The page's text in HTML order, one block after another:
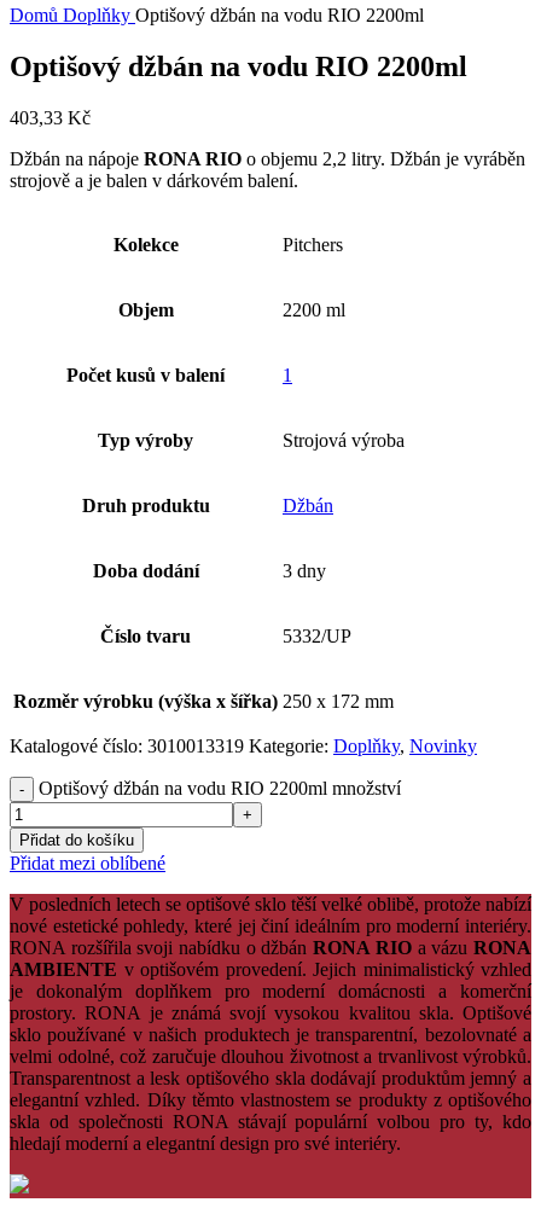
Domů Doplňky Optišový džbán na vodu RIO 2200ml
Optišový džbán na vodu RIO 2200ml
403,33 Kč
Džbán na nápoje RONA RIO o objemu 2,2 litry. Džbán je vyráběn
strojově a je balen v dárkovém balení.
Kolekce Pitchers
Objem 2200 ml
Počet kusů v balení 1
Typ výroby Strojová výroba
Druh produktu Džbán
Doba dodání 3 dny
Číslo tvaru 5332/UP
Rozměr výrobku (výška x šířka) 250 x 172 mm
Katalogové číslo: 3010013319 Kategorie: Doplňky, Novinky
Optišový džbán na vodu RIO 2200ml množství
Přidat do košíku
Přidat mezi oblíbené
V posledních letech se optišové sklo těší velké oblibě, protože nabízí
nové estetické pohledy, které jej činí ideálním pro moderní interiéry.
RONA rozšířila svoji nabídku o džbánRONA RIOa vázuRONA
AMBIENTE v optišovém provedení. Jejich minimalistický vzhled
je dokonalým doplňkem pro moderní domácnosti a komerční
prostory. RONA je známá svojí vysokou kvalitou skla. Optišové
sklo používané v našich produktech je transparentní, bezolovnaté a
velmi odolné, což zaručuje dlouhou životnost a trvanlivost výrobků.
Transparentnost a lesk optišového skla dodávají produktům jemný a
elegantní vzhled. Díky těmto vlastnostem se produkty z optišového
skla od společnosti RONA stávají populární volbou pro ty, kdo
hledají moderní a elegantní design pro své interiéry.